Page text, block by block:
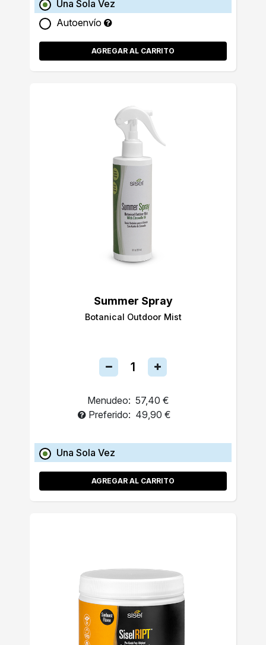
Una Sola Vez
Autoenvío
AGREGAR AL CARRITO
Summer Spray
Botanical Outdoor Mist
Menudeo: 57,40 €
Preferido: 49,90 €
Una Sola Vez
AGREGAR AL CARRITO